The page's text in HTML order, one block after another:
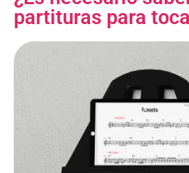
partituras para